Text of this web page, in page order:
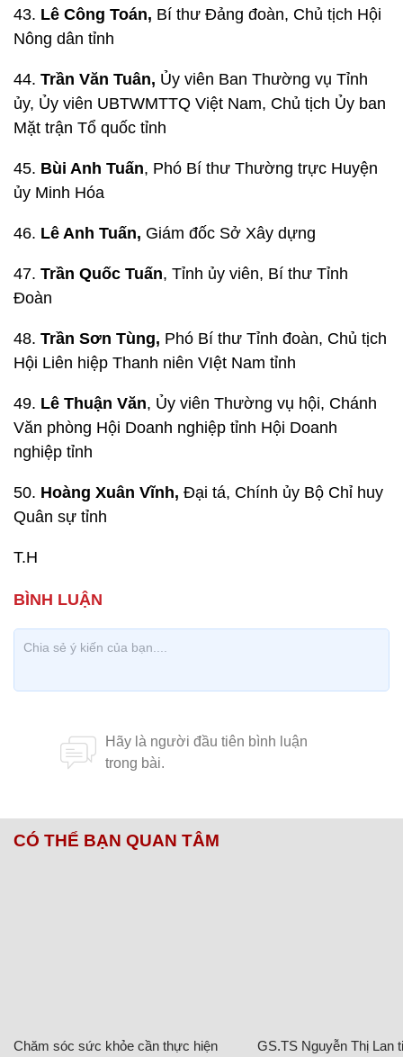
43. Lê Công Toán, Bí thư Đảng đoàn, Chủ tịch Hội
Nông dân tỉnh
44. Trần Văn Tuân, Ủy viên Ban Thường vụ Tỉnh
ủy, Ủy viên UBTWMTTQ Việt Nam, Chủ tịch Ủy ban
Mặt trận Tổ quốc tỉnh
45. Bùi Anh Tuấn, Phó Bí thư Thường trực Huyện
ủy Minh Hóa
46. Lê Anh Tuấn, Giám đốc Sở Xây dựng
47. Trần Quốc Tuấn, Tỉnh ủy viên, Bí thư Tỉnh
Đoàn
48. Trần Sơn Tùng, Phó Bí thư Tỉnh đoàn, Chủ tịch
Hội Liên hiệp Thanh niên VIệt Nam tỉnh
49. Lê Thuận Văn, Ủy viên Thường vụ hội, Chánh
Văn phòng Hội Doanh nghiệp tỉnh Hội Doanh
nghiệp tỉnh
50. Hoàng Xuân Vĩnh, Đại tá, Chính ủy Bộ Chỉ huy
Quân sự tỉnh
T.H
CÓ THỂ BẠN QUAN TÂM
Chăm sóc sức khỏe cần thực hiện
GS.TS Nguyễn Thị Lan